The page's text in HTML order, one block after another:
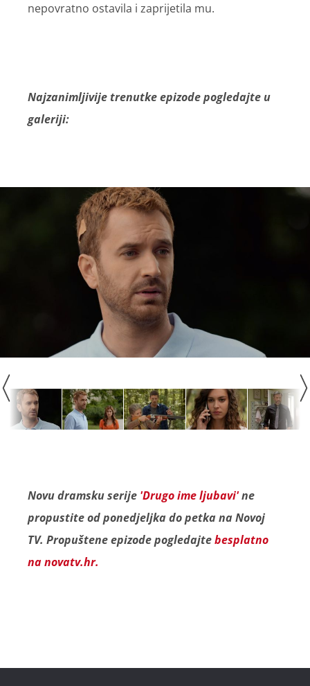
nepovratno ostavila i zaprijetila mu.
Najzanimljivije trenutke epizode pogledajte u
galeriji:
Novu dramsku serije 'Drugo ime ljubavi'ne
propustite od ponedjeljka do petka na Novoj
TV. Propuštene epizode pogledajtebesplatno
na novatv.hr.